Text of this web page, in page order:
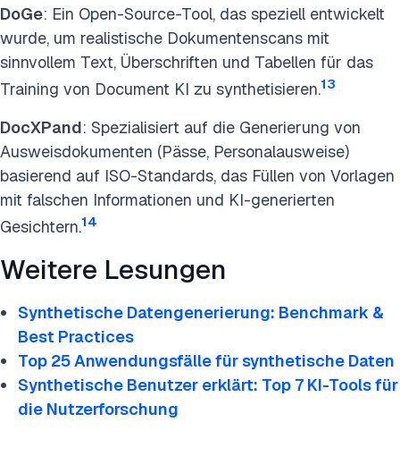
DoGe: Ein Open-Source-Tool, das speziell entwickelt
wurde, um realistische Dokumentenscans mit
sinnvollem Text, Überschriften und Tabellen für das
Training von Document KI zu synthetisieren.13
DocXPand: Spezialisiert auf die Generierung von
Ausweisdokumenten (Pässe, Personalausweise)
basierend auf ISO-Standards, das Füllen von Vorlagen
mit falschen Informationen und KI-generierten
Gesichtern.14
Weitere Lesungen
Synthetische Datengenerierung: Benchmark &
Best Practices
Top 25 Anwendungsfälle für synthetische Daten
Synthetische Benutzer erklärt: Top 7 KI-Tools für
die Nutzerforschung